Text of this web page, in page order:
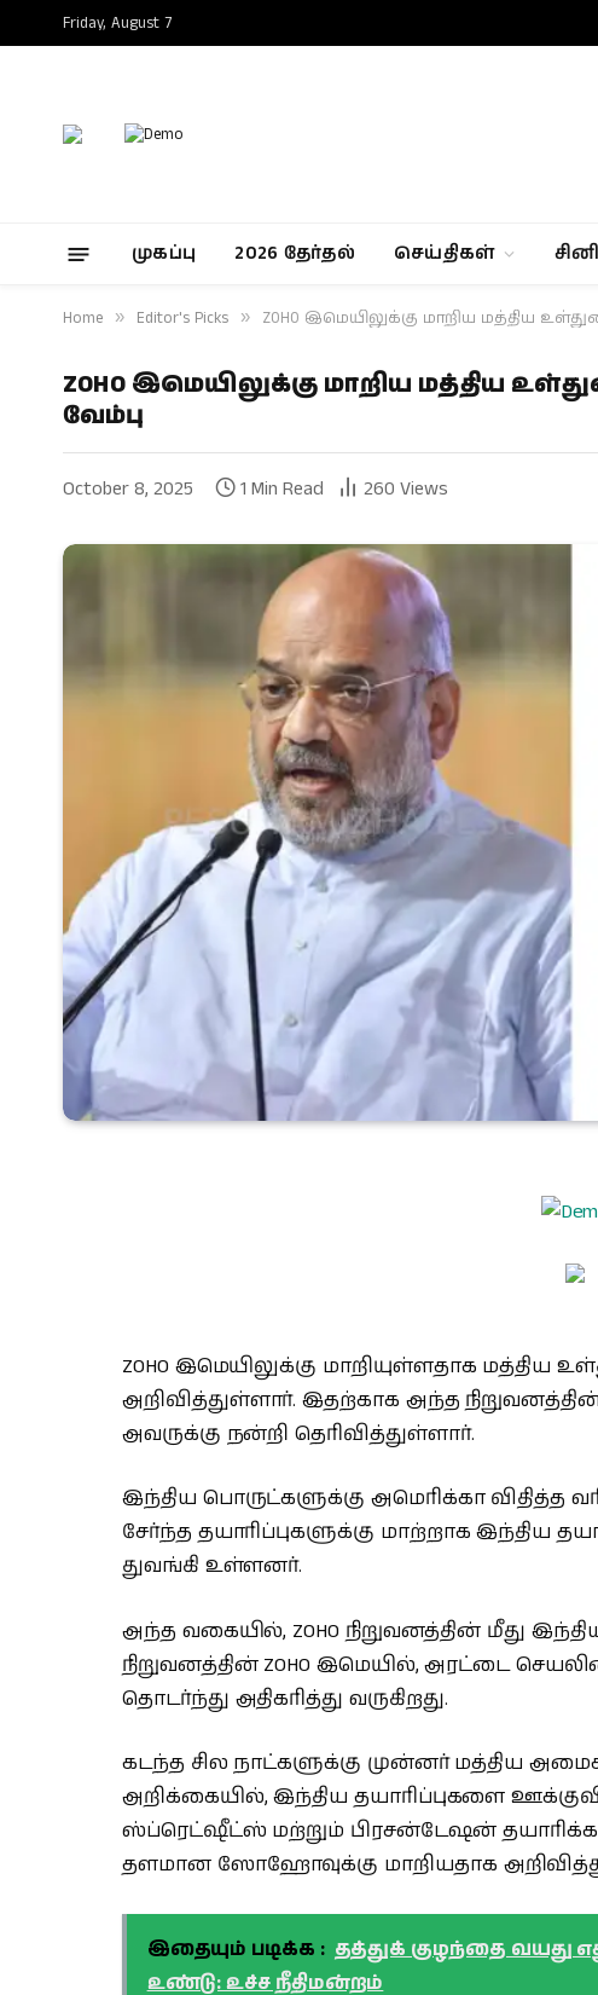
Friday, August 7
முகப்பு 2026 தேர்தல் செய்திகள்
Home » Editor's Picks » ZOHO இமெயிலுக்கு மாறிய மத்திய
ZOHO இமெயிலுக்கு மாறிய மத்திய
வேம்பு
October 8, 2025 1 Min Read 260 Views
ZOHO இமெயிலுக்கு மாறியுள்ளதாக
அறிவித்துள்ளார். இதற்காக அந்த
அவருக்கு நன்றி தெரிவித்துள்ளார்.
இந்திய பொருட்களுக்கு அமெரிக்கா விதித்த
சேர்ந்த தயாரிப்புகளுக்கு மாற்றாக இந்திய
துவங்கி உள்ளனர்.
அந்த வகையில், ZOHO நிறுவனத்தின் மீது
நிறுவனத்தின் ZOHO இமெயில், அரட்டை
தொடர்ந்து அதிகரித்து வருகிறது.
கடந்த சில நாட்களுக்கு முன்னர் மத்திய
அறிக்கையில், இந்திய தயாரிப்புகளை
ஸ்ப்ரெட்ஷீட்ஸ் மற்றும் பிரசன்டேஷன் தயாரிக்க
தளமான ஸோஹோவுக்கு மாறியதாக
இதையும் படிக்க : தத்துக் குழந்தை வயது
உண்டு: உச்ச நீதிமன்றம்